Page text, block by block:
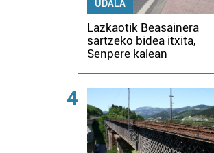
UDALA
Lazkaotik Beasainera
sartzeko bidea itxita,
Senpere kalean
4